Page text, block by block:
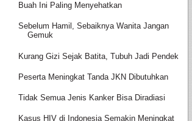
Buah Ini Paling Menyehatkan
Sebelum Hamil, Sebaiknya Wanita Jangan
Gemuk
Kurang Gizi Sejak Batita, Tubuh Jadi Pendek
Peserta Meningkat Tanda JKN Dibutuhkan
Tidak Semua Jenis Kanker Bisa Diradiasi
Kasus HIV di Indonesia Semakin Meningkat